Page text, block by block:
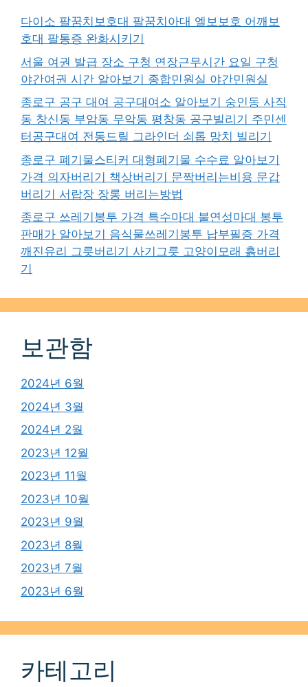
다이소 팔꿈치보호대 팔꿈치아대 엘보보호 어깨보
호대 팔통증 완화시키기
서울 여권 발급 장소 구청 연장근무시간 요일 구청
야간여권 시간 알아보기 종합민원실 야간민원실
종로구 공구 대여 공구대여소 알아보기 숭인동 사직
동 창신동 부암동 무악동 평창동 공구빌리기 주민센
터공구대여 전동드릴 그라인더 쇠톱 망치 빌리기
종로구 폐기물스티커 대형폐기물 수수료 알아보기
가격 의자버리기 책상버리기 문짝버리는비용 문갑
버리기 서랍장 장롱 버리는방법
종로구 쓰레기봉투 가격 특수마대 불연성마대 봉투
판매가 알아보기 음식물쓰레기봉투 납부필증 가격
깨진유리 그릇버리기 사기그릇 고양이모래 흙버리
기
보관함
2024년 6월
2024년 3월
2024년 2월
2023년 12월
2023년 11월
2023년 10월
2023년 9월
2023년 8월
2023년 7월
2023년 6월
카테고리